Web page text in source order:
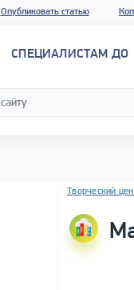
Опубликовать статью
СПЕЦИАЛИСТАМ ДО
Блок новостей
Творческий